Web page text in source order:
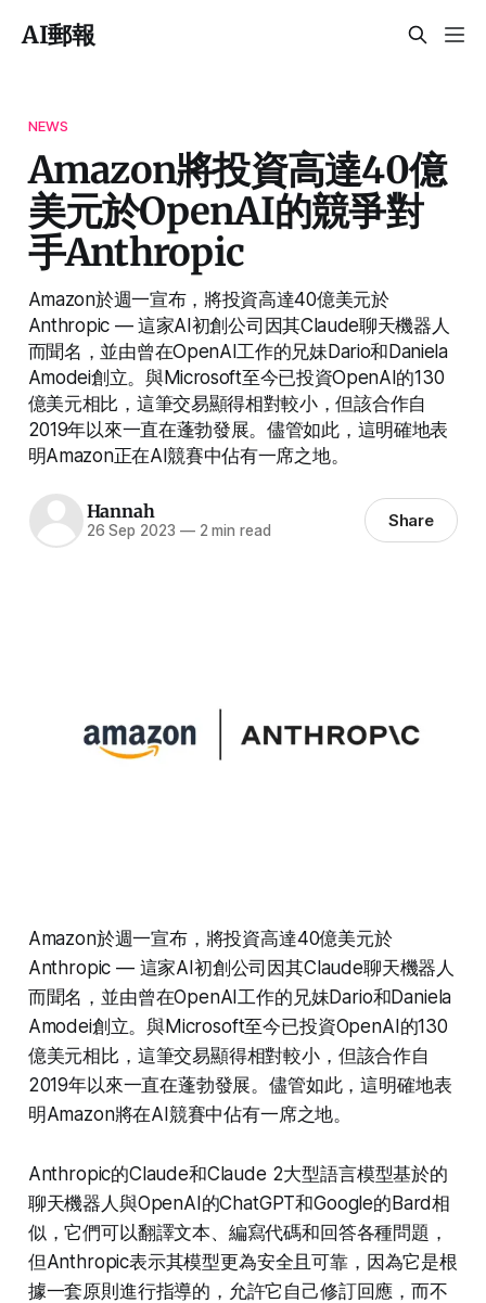
AI郵報
NEWS
Amazon將投資高達40億
美元於OpenAI的競爭對
手Anthropic
Amazon於週一宣布，將投資高達40億美元於
Anthropic — 這家AI初創公司因其Claude聊天機器人
而聞名，並由曾在OpenAI工作的兄妹Dario和Daniela
Amodei創立。與Microsoft至今已投資OpenAI的130
億美元相比，這筆交易顯得相對較小，但該合作自
2019年以來一直在蓬勃發展。儘管如此，這明確地表
明Amazon正在AI競賽中佔有一席之地。
Hannah
26 Sep 2023 —2 min read Share
Amazon於週一宣布，將投資高達40億美元於
Anthropic — 這家AI初創公司因其Claude聊天機器人
而聞名，並由曾在OpenAI工作的兄妹Dario和Daniela
Amodei創立。與Microsoft至今已投資OpenAI的130
億美元相比，這筆交易顯得相對較小，但該合作自
2019年以來一直在蓬勃發展。儘管如此，這明確地表
明Amazon將在AI競賽中佔有一席之地。
Anthropic的Claude和Claude 2大型語言模型基於的
聊天機器人與OpenAI的ChatGPT和Google的Bard相
似，它們可以翻譯文本、編寫代碼和回答各種問題，
但Anthropic表示其模型更為安全且可靠，因為它是根
據一套原則進行指導的，允許它自己修訂回應，而不